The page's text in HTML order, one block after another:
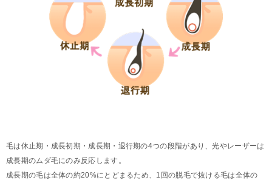
毛は休止期・成長初期・成長期・退行期の4つの段階があり、光やレーザーは
成長期のムダ毛にのみ反応します。
成長期の毛は全体の約20%にとどまるため、1回の脱毛で抜ける毛は全体の